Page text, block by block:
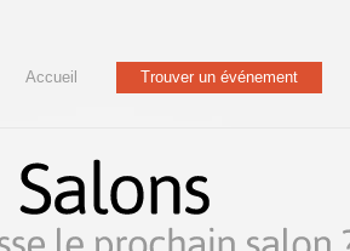
Accueil Trouver un événement